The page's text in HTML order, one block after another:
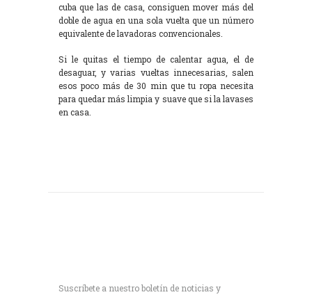
cuba que las de casa, consiguen mover más del
doble de agua en una sola vuelta que un número
equivalente de lavadoras convencionales.
Si le quitas el tiempo de calentar agua, el de
desaguar, y varias vueltas innecesarias, salen
esos poco más de 30 min que tu ropa necesita
para quedar más limpia y suave que si la lavases
en casa.
Suscríbete a nuestro boletín de noticias y